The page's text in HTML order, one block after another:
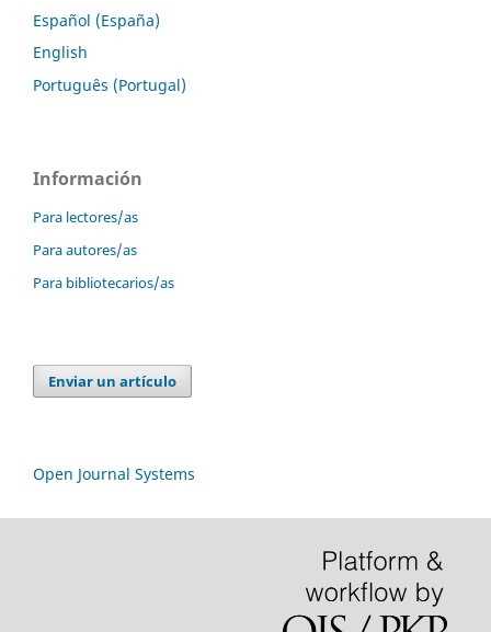
Español (España)
English
Português (Portugal)
Información
Para lectores/as
Para autores/as
Para bibliotecarios/as
Enviar un artículo
Open Journal Systems